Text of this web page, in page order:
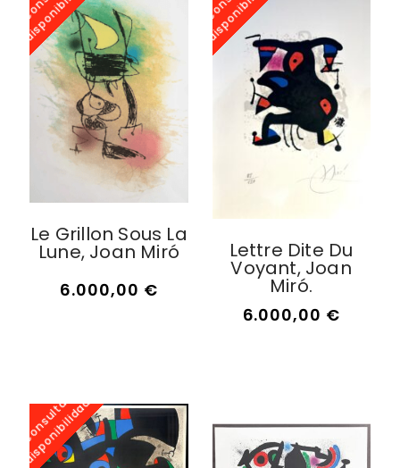
Le Grillon Sous La
Lune, Joan Miró
6.000,00 €
Lettre Dite Du
Voyant, Joan
Miró.
6.000,00 €
C
o
n
s
u
l
t
a
r
d
i
s
p
o
n
i
b
i
l
i
d
a
d